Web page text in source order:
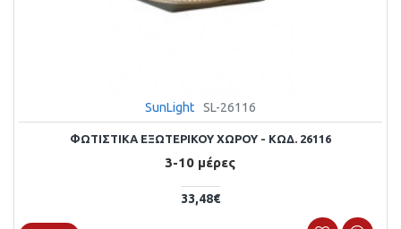
SunLight SL-26116
ΦΩΤΙΣΤΙΚΑ ΕΞΩΤΕΡΙΚΟΥ ΧΩΡΟΥ - ΚΩΔ. 26116
3-10 μέρες
33,48€